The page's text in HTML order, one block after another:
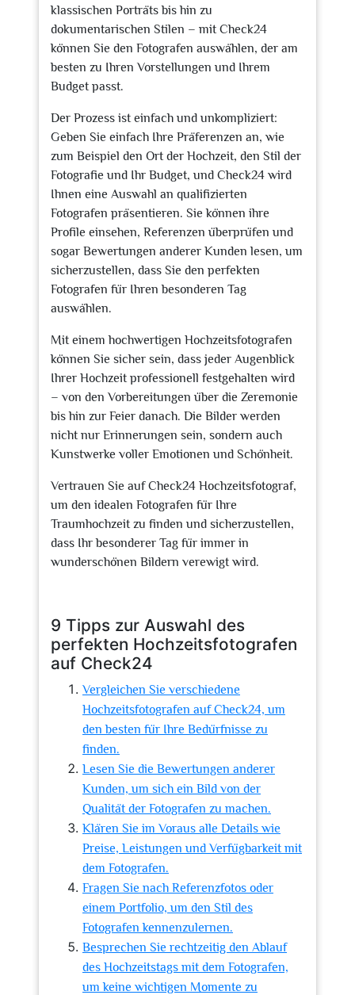
klassischen Porträts bis hin zu
dokumentarischen Stilen – mit Check24
können Sie den Fotografen auswählen, der am
besten zu Ihren Vorstellungen und Ihrem
Budget passt.
Der Prozess ist einfach und unkompliziert:
Geben Sie einfach Ihre Präferenzen an, wie
zum Beispiel den Ort der Hochzeit, den Stil der
Fotografie und Ihr Budget, und Check24 wird
Ihnen eine Auswahl an qualifizierten
Fotografen präsentieren. Sie können ihre
Profile einsehen, Referenzen überprüfen und
sogar Bewertungen anderer Kunden lesen, um
sicherzustellen, dass Sie den perfekten
Fotografen für Ihren besonderen Tag
auswählen.
Mit einem hochwertigen Hochzeitsfotografen
können Sie sicher sein, dass jeder Augenblick
Ihrer Hochzeit professionell festgehalten wird
– von den Vorbereitungen über die Zeremonie
bis hin zur Feier danach. Die Bilder werden
nicht nur Erinnerungen sein, sondern auch
Kunstwerke voller Emotionen und Schönheit.
Vertrauen Sie auf Check24 Hochzeitsfotograf,
um den idealen Fotografen für Ihre
Traumhochzeit zu finden und sicherzustellen,
dass Ihr besonderer Tag für immer in
wunderschönen Bildern verewigt wird.
9 Tipps zur Auswahl des
perfekten Hochzeitsfotografen
auf Check24
Vergleichen Sie verschiedene
Hochzeitsfotografen auf Check24, um
den besten für Ihre Bedürfnisse zu
finden.
Lesen Sie die Bewertungen anderer
Kunden, um sich ein Bild von der
Qualität der Fotografen zu machen.
Klären Sie im Voraus alle Details wie
Preise, Leistungen und Verfügbarkeit mit
dem Fotografen.
Fragen Sie nach Referenzfotos oder
einem Portfolio, um den Stil des
Fotografen kennenzulernen.
Besprechen Sie rechtzeitig den Ablauf
des Hochzeitstags mit dem Fotografen,
um keine wichtigen Momente zu